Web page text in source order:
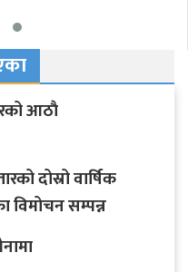
आठाै
दोस्रो वार्षिक
विमोचन सम्पन्न